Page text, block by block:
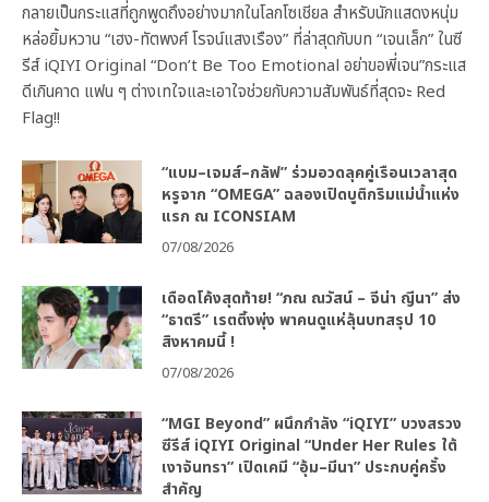
กลายเป็นกระแสที่ถูกพูดถึงอย่างมากในโลกโซเชียล สำหรับนักแสดงหนุ่ม
หล่อยิ้มหวาน “เฮง-ทัตพงศ์ โรจน์แสงเรือง” ที่ล่าสุดกับบท “เจนเล็ก” ในซี
รีส์ iQIYI Original “Don’t Be Too Emotional อย่าขอพี่เจน”กระแส
ดีเกินคาด แฟน ๆ ต่างเทใจและเอาใจช่วยกับความสัมพันธ์ที่สุดจะ Red
Flag!!
“แบม–เจมส์–กลัฟ” ร่วมอวดลุคคู่เรือนเวลาสุด
หรูจาก “OMEGA” ฉลองเปิดบูติกริมแม่น้ำแห่ง
แรก ณ ICONSIAM
07/08/2026
เดือดโค้งสุดท้าย! “ภณ ณวัสน์ – จีน่า ญีนา” ส่ง
“ธาตรี” เรตติ้งพุ่ง พาคนดูแห่ลุ้นบทสรุป 10
สิงหาคมนี้ !
07/08/2026
“MGI Beyond” ผนึกกำลัง “iQIYI” บวงสรวง
ซีรีส์ iQIYI Original “Under Her Rules ใต้
เงาจันทรา” เปิดเคมี “อุ้ม–มีนา” ประกบคู่ครั้ง
สำคัญ